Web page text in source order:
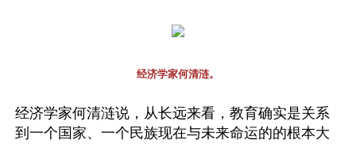
经济学家何清涟。
经济学家何清涟说，从长远来看，教育确实是关系
到一个国家、一个民族现在与未来命运的的根本大